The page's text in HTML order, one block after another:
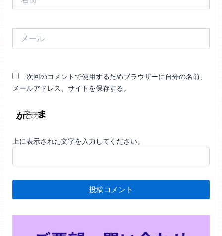
次回のコメントで使用するためブラウザーに自分の名前、
メールアドレス、サイトを保存する。
上に表示された文字を入力してください。